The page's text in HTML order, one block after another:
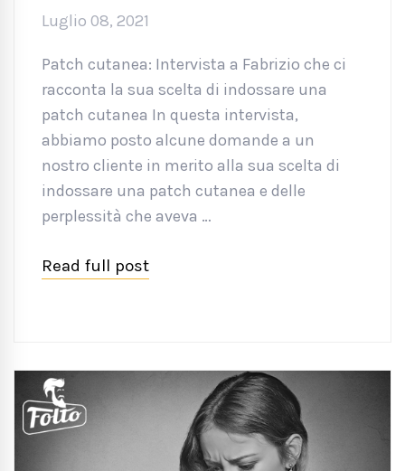
Luglio 08, 2021
Patch cutanea: Intervista a Fabrizio che ci
racconta la sua scelta di indossare una
patch cutanea In questa intervista,
abbiamo posto alcune domande a un
nostro cliente in merito alla sua scelta di
indossare una patch cutanea e delle
perplessità che aveva …
Read full post